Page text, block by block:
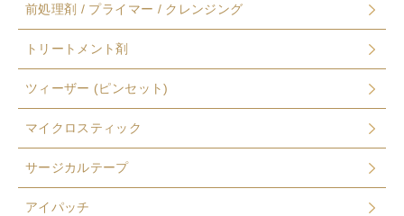
前処理剤 / プライマー / クレンジング
トリートメント剤
ツィーザー (ピンセット)
マイクロスティック
サージカルテープ
アイパッチ